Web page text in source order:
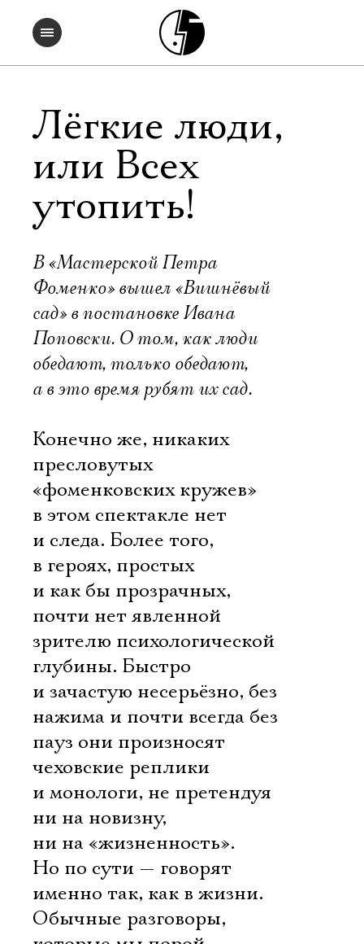
Лёгкие люди,
или Всех
утопить!
В «Мастерской Петра
Фоменко» вышел «Вишнёвый
сад» в постановке Ивана
Поповски. О том, как люди
обедают, только обедают,
а в это время рубят их сад.
Конечно же, никаких
пресловутых
«фоменковских кружев»
в этом спектакле нет
и следа. Более того,
в героях, простых
и как бы прозрачных,
почти нет явленной
зрителю психологической
глубины. Быстро
и зачастую несерьёзно, без
нажима и почти всегда без
пауз они произносят
чеховские реплики
и монологи, не претендуя
ни на новизну,
ни на «жизненность».
Но по сути — говорят
именно так, как в жизни.
Обычные разговоры,